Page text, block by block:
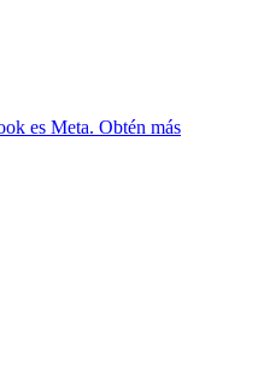
es Meta. Obtén más